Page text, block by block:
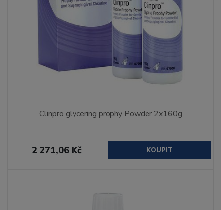
Clinpro glycering prophy Powder 2x160g
2 271,06 Kč KOUPIT